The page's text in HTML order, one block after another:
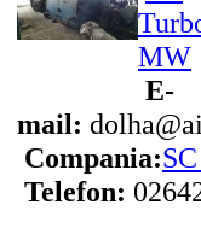
MW
E-
mail:
Compania:
Telefon: